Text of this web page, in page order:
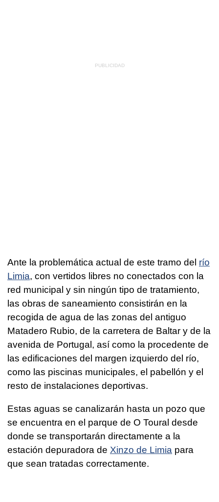
Ante la problemática actual de este tramo del río
Limia, con vertidos libres no conectados con la
red municipal y sin ningún tipo de tratamiento,
las obras de saneamiento consistirán en la
recogida de agua de las zonas del antiguo
Matadero Rubio, de la carretera de Baltar y de la
avenida de Portugal, así como la procedente de
las edificaciones del margen izquierdo del río,
como las piscinas municipales, el pabellón y el
resto de instalaciones deportivas.
Estas aguas se canalizarán hasta un pozo que
se encuentra en el parque de O Toural desde
donde se transportarán directamente a la
estación depuradora de Xinzo de Limia para
que sean tratadas correctamente.